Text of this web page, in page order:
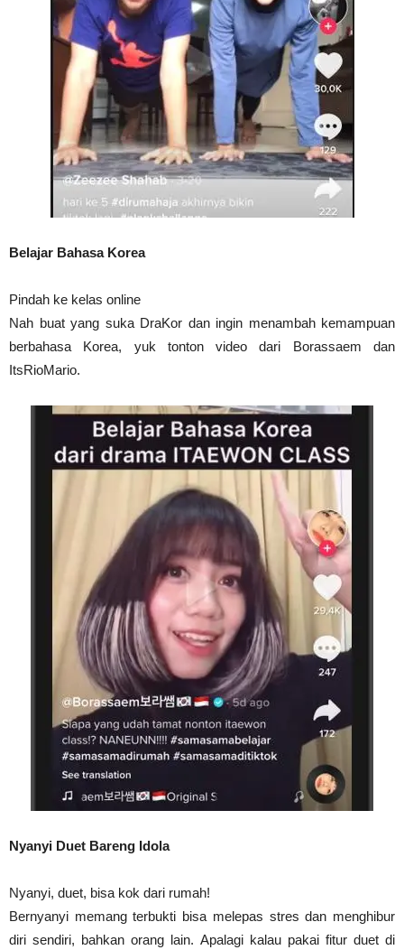
Belajar Bahasa Korea
Pindah ke kelas online
Nah buat yang suka DraKor dan ingin menambah kemampuan
berbahasa Korea, yuk tonton video dari Borassaem dan
ItsRioMario.
Nyanyi Duet Bareng Idola
Nyanyi, duet, bisa kok dari rumah!
Bernyanyi memang terbukti bisa melepas stres dan menghibur
diri sendiri, bahkan orang lain. Apalagi kalau pakai fitur duet di